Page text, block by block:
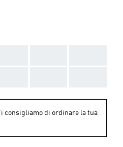
Ti consigliamo di ordinare la tua